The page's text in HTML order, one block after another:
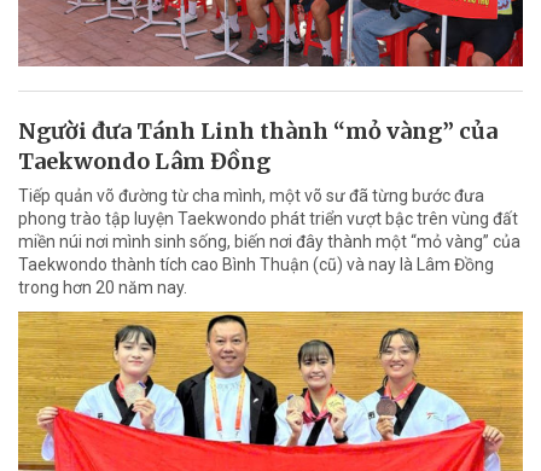
Người đưa Tánh Linh thành “mỏ vàng” của
Taekwondo Lâm Đồng
Tiếp quản võ đường từ cha mình, một võ sư đã từng bước đưa
phong trào tập luyện Taekwondo phát triển vượt bậc trên vùng đất
miền núi nơi mình sinh sống, biến nơi đây thành một “mỏ vàng” của
Taekwondo thành tích cao Bình Thuận (cũ) và nay là Lâm Đồng
trong hơn 20 năm nay.